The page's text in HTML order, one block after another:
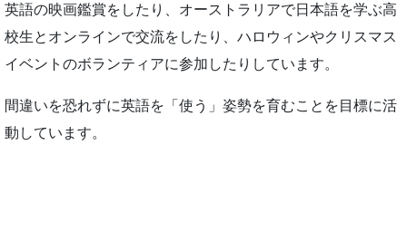
英語の映画鑑賞をしたり、オーストラリアで日本語を学ぶ高
校生とオンラインで交流をしたり、ハロウィンやクリスマス
イベントのボランティアに参加したりしています。
間違いを恐れずに英語を「使う」姿勢を育むことを目標に活
動しています。